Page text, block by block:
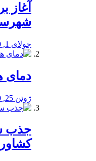
آغاز
جولای 1, 2020
دمای
ژوئن 25, 2020
جذب